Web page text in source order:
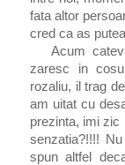
fata altor
cred ca as
Acum
zaresc in
rozaliu, il trag
am uitat cu
prezinta, imi zic
senzatia?!!!!
spun altfel